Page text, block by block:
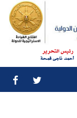
رئيس التحرير
أحمد ناجى قمحة